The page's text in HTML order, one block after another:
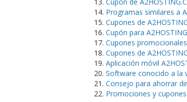
Programas similares a
Cupones de
Cupón para
Cupones
Cupones de
Aplicación móvil
Software conocido a la
Consejo para ahorrar
Promociones y